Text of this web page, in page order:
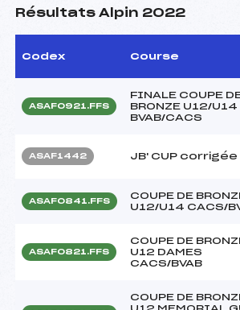
Résultats Alpin 2022
Codex Course
ASAF0921.FFS
FINALE COUPE
BRONZE U12/U14
BVAB/CACS
ASAF1442 JB' CUP corrigée
ASAF0841.FFS
COUPE DE
U12/U14 CACS/
ASAF0821.FFS
COUPE DE
U12 DAMES
CACS/BVAB
COUPE DE
U12 MEMORIAL